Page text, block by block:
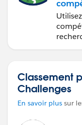
avec
Classement
Challenges
En savoir plus sur